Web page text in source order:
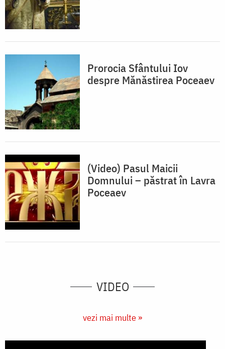
Prorocia Sfântului Iov
despre Mănăstirea Poceaev
(Video) Pasul Maicii
Domnului – păstrat în Lavra
Poceaev
VIDEO
vezi mai multe »